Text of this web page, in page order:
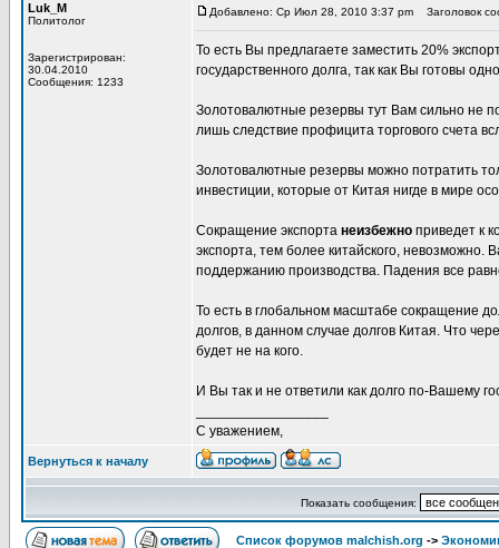
Luk_M
Политолог
Зарегистрирован:
30.04.2010
Сообщения: 1233
Добавлено: Ср Июл 28, 2010 3:37 pm Заголовок
То есть Вы предлагаете заместить 20%
государственного долга, так как Вы готовы
Золотовалютные резервы тут Вам сильно не
лишь следствие профицита торгового счета
Золотовалютные резервы можно потратить
инвестиции, которые от Китая нигде в мире
Сокращение экспорта неизбежно приведет к
экспорта, тем более китайского, невозможно.
поддержанию производства. Падения все
То есть в глобальном масштабе сокращение
долгов, в данном случае долгов Китая. Что
будет не на кого.
И Вы так и не ответили как долго по-Вашему
С уважением,
Вернуться к началу
Показать сообщения:
Список форумов malchish.org ->